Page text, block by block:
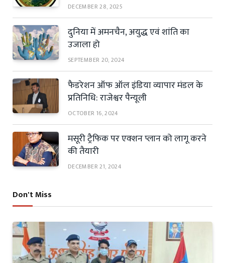
DECEMBER 28, 2025
दुनिया में अमनचैन, अयुद्ध एवं शांति का
उजाला हो
SEPTEMBER 20, 2024
फैडरेशन ऑफ ऑल इंडिया व्यापार मंडल के
प्रतिनिधि: राजेश्वर पैन्यूली
OCTOBER 16, 2024
मसूरी ट्रैफिक पर एक्शन प्लान को लागू करने
की तैयारी
DECEMBER 21, 2024
Don't Miss